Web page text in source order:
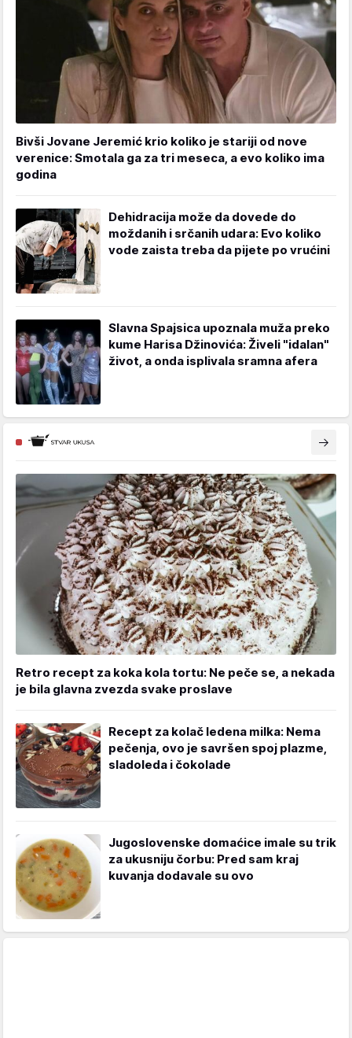
Bivši Jovane Jeremić krio koliko je stariji od nove
verenice: Smotala ga za tri meseca, a evo koliko ima
godina
Dehidracija može da dovede do
moždanih i srčanih udara: Evo koliko
vode zaista treba da pijete po vrućini
Slavna Spajsica upoznala muža preko
kume Harisa Džinovića: Živeli "idalan"
život, a onda isplivala sramna afera
Retro recept za koka kola tortu: Ne peče se, a nekada
je bila glavna zvezda svake proslave
Recept za kolač ledena milka: Nema
pečenja, ovo je savršen spoj plazme,
sladoleda i čokolade
Jugoslovenske domaćice imale su trik
za ukusniju čorbu: Pred sam kraj
kuvanja dodavale su ovo